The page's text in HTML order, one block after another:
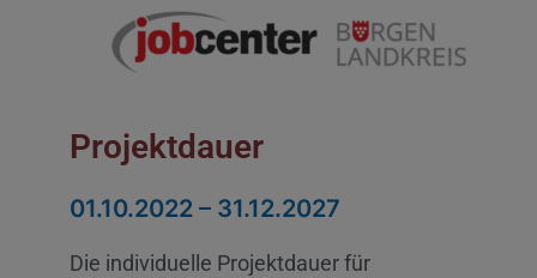
Projektdauer
01.10.2022 – 31.12.2027
Die individuelle Projektdauer für